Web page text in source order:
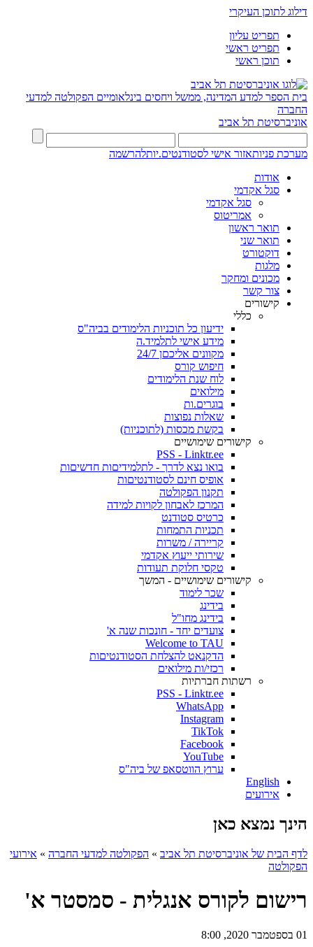
דילוג לתוכן העיקרי
תפריט עליון
תפריט ראשי
תוכן ראשי
בית הספר למדע המדינה, ממשל ויחסים בינלאומיים הפקולטה למדעי
החברה
אוניברסיטת תל אביב
מערכת פניותאזור אישי לסטודנטים.יותלהרשמה
אודות
סגל אקדמי
סגל אקדמי
אמריטוס
תואר ראשון
תואר שני
דוקטורט
מלגות
מכונים ומחקר
צור קשר
קישורים
כללי
ידיעון כל תוכניות הלימודים בביה"ס
מידע אישי לתלמיד.ה
מקוונים אליכםן 24/7
חיפוש קורס
לוח שנת הלימודים
מילואים
בוגרים.ות
שאלות נפוצות
בקשת מכסות (לתוכניות)
קישורים שימושיים
PSS - Linktr.ee
בואו נצא לדרך - לתלמידיםות חדשיםות
אופיס חינם לסטודנטיםות
תקנון הפקולטה
המרכז לאבחון לקויות למידה
כרטיס סטודנט
תכניות התמחות
קריירה / משרות
שירותי ייעוץ אקדמי
טקסי חלוקת תעודות
קישורים שימושיים - המשך
שכר לימוד
בידינג
בידינג מחו"ל
צועדים יחד - חונכות שנה א'
Welcome to TAU
הדקנאט להצלחת הסטודנטיםות
רכזי/ות מילואים
רשתות חברתיות
PSS - Linktr.ee
WhatsApp
Instagram
TikTok
Facebook
YouTube
ערוץ הווטסאפ של ביה"ס
English
אירועים
הינך נמצא כאן
לדף הבית של אוניברסיטת תל אביב » הפקולטה למדעי החברה » אירועי
הפקולטה
רישום לקורס אנגלית - סמסטר א'
01 בספטמבר 2020, 8:00